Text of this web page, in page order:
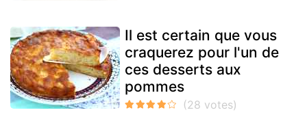
Il est certain que vous
craquerez pour l'un de
ces desserts aux
pommes